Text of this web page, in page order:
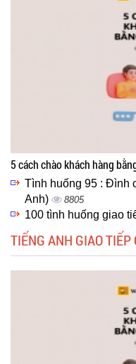
5 cách chào khách hàng
Tình huống 95 : Đình
Anh)
8805
100 tình huống giao
TIẾNG ANH GIAO TIẾP